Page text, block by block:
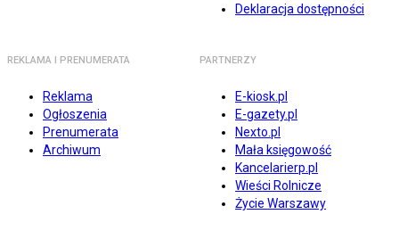
Deklaracja dostępności
REKLAMA I PRENUMERATA
Reklama
Ogłoszenia
Prenumerata
Archiwum
PARTNERZY
E-kiosk.pl
E-gazety.pl
Nexto.pl
Mała księgowość
Kancelarierp.pl
Wieści Rolnicze
Życie Warszawy